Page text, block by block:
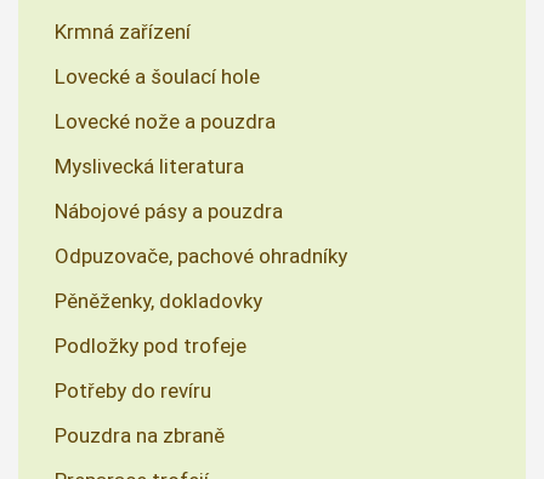
Krmná zařízení
Lovecké a šoulací hole
Lovecké nože a pouzdra
Myslivecká literatura
Nábojové pásy a pouzdra
Odpuzovače, pachové ohradníky
Pěněženky, dokladovky
Podložky pod trofeje
Potřeby do revíru
Pouzdra na zbraně